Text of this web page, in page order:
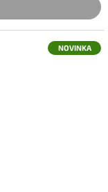
NOVINKA